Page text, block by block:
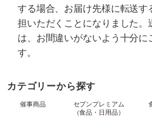
する場合、お届け先様に転送す
担いただくことになりました。
は、お間違いがないよう十分に
す。
カテゴリーから探す
催事商品
セブンプレミアム
（食品・日用品）